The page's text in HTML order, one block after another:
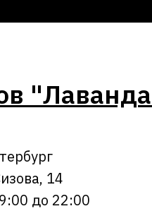
14
до 22:00